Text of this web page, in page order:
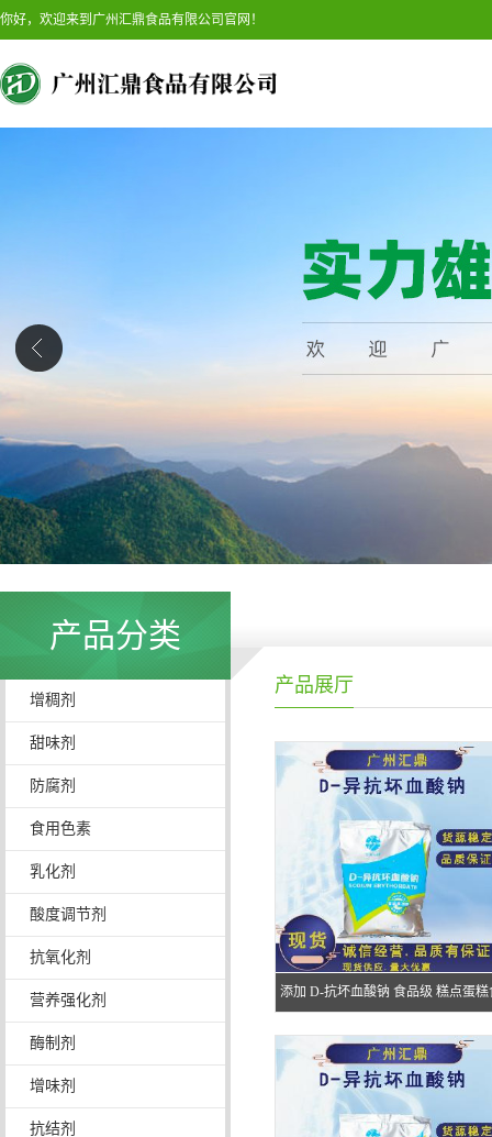
你好，欢迎来到广州汇鼎食品有限公司官网！
产品分类
增稠剂
甜味剂
防腐剂
食用色素
乳化剂
酸度调节剂
抗氧化剂
营养强化剂
酶制剂
增味剂
抗结剂
产品展厅
添加 D-抗坏血酸钠 食品级 糕点蛋糕